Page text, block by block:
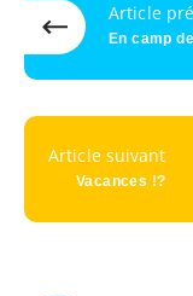
Article
En camp
Article suivant
Vacances !?